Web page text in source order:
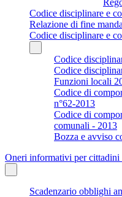
Codice disciplinare e
Relazione di fine
Codice disciplinare e
Codice
Codice
Funzioni locali
Codice di
n°62-2013
Codice di
comunali - 2013
Bozza e avviso
Oneri informativi per cittadini
Scadenzario obblighi